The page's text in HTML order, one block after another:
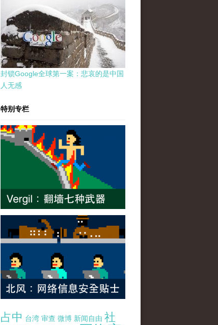
封锁Google全球第一案：悲哀的是中国
人无感
特别专栏
占中 台湾 审查 微博 新闻自由 社